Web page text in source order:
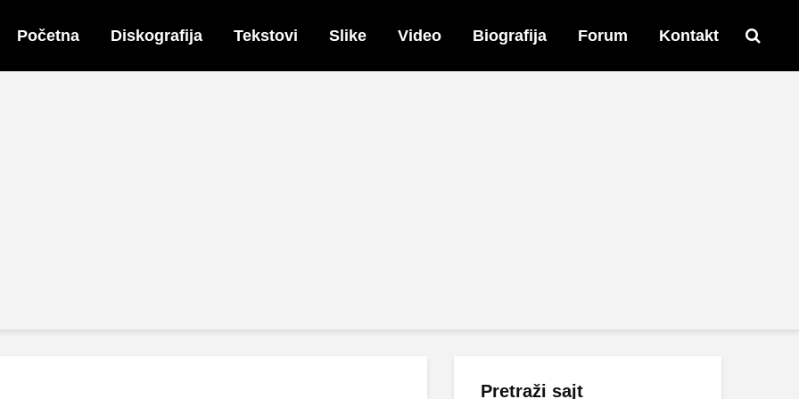
Početna Diskografija Tekstovi Slike Video Biografija Forum Kontakt
Pretraži sajt